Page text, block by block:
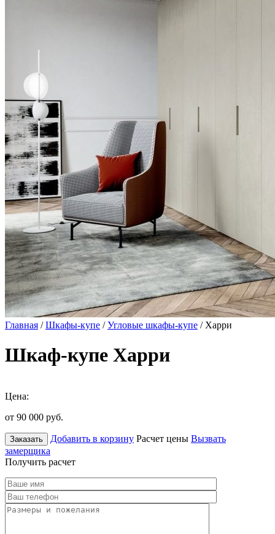
Главная /Шкафы-купе /Угловые шкафы-купе / Харри
Шкаф-купе Харри
Цена:
от 90 000 руб.
Заказать Добавить в корзину Расчет цены Вызвать
замерщика
Получить расчет